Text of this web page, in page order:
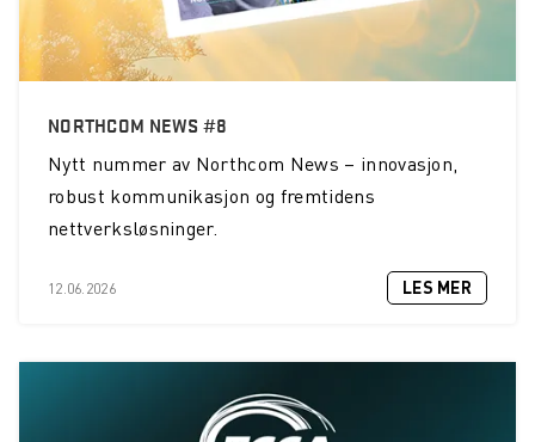
NORTHCOM NEWS #8
Nytt nummer av Northcom News – innovasjon,
robust kommunikasjon og fremtidens
nettverksløsninger.
12.06.2026 LES MER